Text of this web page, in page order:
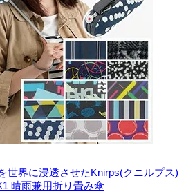
世界に浸透させたKnirps(クニルプス)
晴雨兼用折り畳み傘